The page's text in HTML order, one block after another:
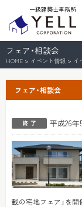
一級建築士事務所
フェア・相談会
HOME > イベント情報 > イ
フェア・相談会
平成26年5
載の宅地フェア」を開